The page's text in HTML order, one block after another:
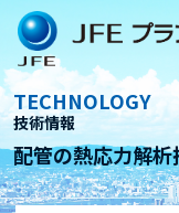
Skip
content
TECHNOLOGY
技術情報
配管の熱応力解